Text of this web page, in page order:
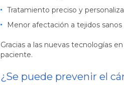
Tratamiento preciso y
Menor afectación a tejidos
Gracias a las nuevas tecnologías
paciente.
¿Se puede prevenir el